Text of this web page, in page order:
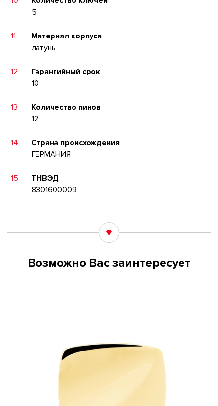
5
11
Материал корпуса
латунь
12
Гарантийный срок
10
13
Количество пинов
12
14
Страна происхождения
ГЕРМАНИЯ
15
ТНВЭД
8301600009
Возможно Вас заинтересует